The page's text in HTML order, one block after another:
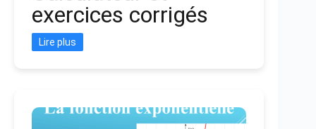
exercices corrigés
Lire plus